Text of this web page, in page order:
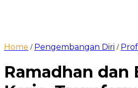
Home / Pengembangan Diri /
Ramadhan dan